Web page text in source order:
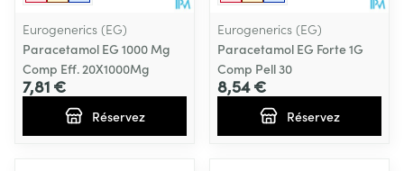
Eurogenerics (EG)
Paracetamol EG 1000 Mg
Comp Eff. 20X1000Mg
7,81 €
Réservez
Eurogenerics (EG)
Paracetamol EG Forte 1G
Comp Pell 30
8,54 €
Réservez